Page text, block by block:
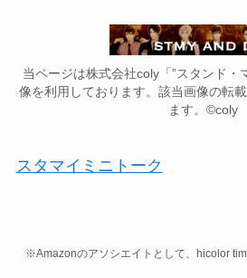
当ページは株式会社coly「”スタンド・
像を利用しております。該当画像の転
ます。©coly
スタマイミニトーク
※Amazonのアソシエイトとして、hicolor